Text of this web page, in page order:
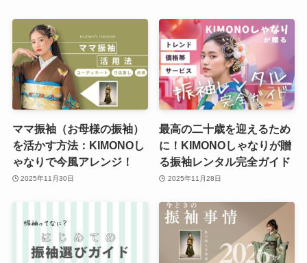
ママ振袖（お母様の振袖）
を活かす方法：KIMONOし
ゃなりで今風アレンジ！
2025年11月30日
最高の二十歳を迎えるため
に！KIMONOしゃなりが贈
る振袖レンタル完全ガイド
2025年11月28日